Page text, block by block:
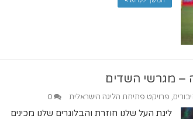
– מגרשי השדים
, פרויקט פתיחת הליגה הישראלית 0
ליגת העל שלנו חוזרת והבלוגרים שלנו מכינים